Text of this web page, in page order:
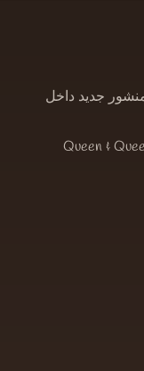
جديد داخل
© 2026 Queen